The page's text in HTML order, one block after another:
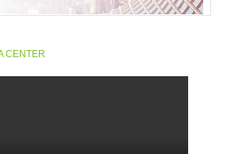
CENTER